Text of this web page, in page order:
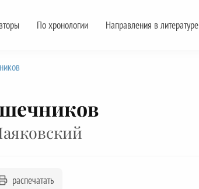
По хронологии Направления в литературе
распечатать